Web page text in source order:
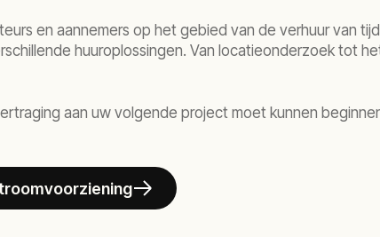
en aannemers op het gebied van de verhuur van
huuroplossingen. Van locatieonderzoek tot
aan uw volgende project moet kunnen